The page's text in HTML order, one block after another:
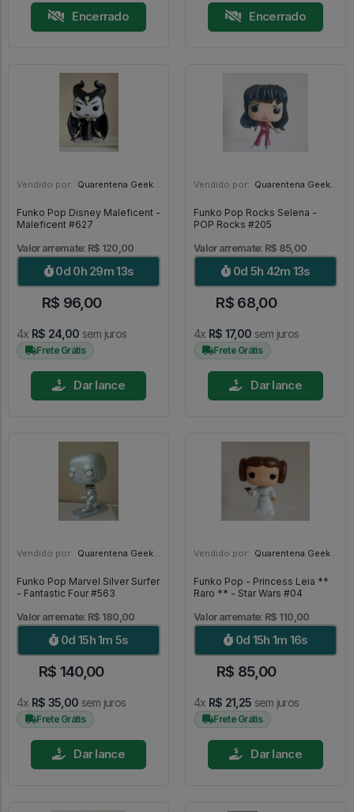
Encerrado Encerrado
Vendido por: Quarentena Geek Store - SP
Funko Pop Disney Maleficent -
Maleficent #627
Valor arremate: R$ 120,00
0d 0h 29m 11s
R$ 96,00
4x R$ 24,00 sem juros
Frete Grátis
Dar lance
Vendido por: Quarentena Geek Store - SP
Funko Pop Rocks Selena -
POP Rocks #205
Valor arremate: R$ 85,00
0d 5h 42m 11s
R$ 68,00
4x R$ 17,00 sem juros
Frete Grátis
Dar lance
Vendido por: Quarentena Geek Store - SP
Funko Pop Marvel Silver Surfer
- Fantastic Four #563
Valor arremate: R$ 180,00
0d 15h 1m 3s
R$ 140,00
4x R$ 35,00 sem juros
Frete Grátis
Dar lance
Vendido por: Quarentena Geek Store - SP
Funko Pop - Princess Leia **
Raro ** - Star Wars #04
Valor arremate: R$ 110,00
0d 15h 1m 14s
R$ 85,00
4x R$ 21,25 sem juros
Frete Grátis
Dar lance